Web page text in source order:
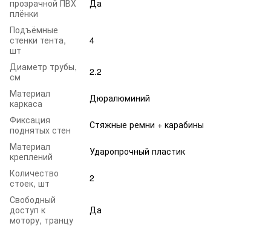
прозрачной ПВХ
плёнки
Да
Подъёмные
стенки тента,
шт
4
Диаметр трубы,
см
2.2
Материал
каркаса
Дюралюминий
Фиксация
поднятых стен
Стяжные ремни + карабины
Материал
креплений
Ударопрочный пластик
Количество
стоек, шт
2
Свободный
доступ к
мотору, транцу
Да